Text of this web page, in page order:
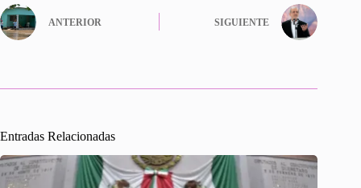
ANTERIOR SIGUIENTE
Entradas Relacionadas